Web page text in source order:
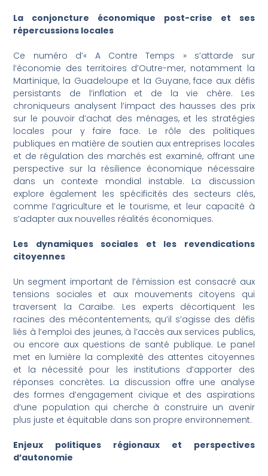
La conjoncture économique post-crise et ses
répercussions locales
Ce numéro d’« A Contre Temps » s’attarde sur
l’économie des territoires d’Outre-mer, notamment la
Martinique, la Guadeloupe et la Guyane, face aux défis
persistants de l’inflation et de la vie chère. Les
chroniqueurs analysent l’impact des hausses des prix
sur le pouvoir d’achat des ménages, et les stratégies
locales pour y faire face. Le rôle des politiques
publiques en matière de soutien aux entreprises locales
et de régulation des marchés est examiné, offrant une
perspective sur la résilience économique nécessaire
dans un contexte mondial instable. La discussion
explore également les spécificités des secteurs clés,
comme l’agriculture et le tourisme, et leur capacité à
s’adapter aux nouvelles réalités économiques.
Les dynamiques sociales et les revendications
citoyennes
Un segment important de l’émission est consacré aux
tensions sociales et aux mouvements citoyens qui
traversent la Caraïbe. Les experts décortiquent les
racines des mécontentements, qu’il s’agisse des défis
liés à l’emploi des jeunes, à l’accès aux services publics,
ou encore aux questions de santé publique. Le panel
met en lumière la complexité des attentes citoyennes
et la nécessité pour les institutions d’apporter des
réponses concrètes. La discussion offre une analyse
des formes d’engagement civique et des aspirations
d’une population qui cherche à construire un avenir
plus juste et équitable dans son propre environnement.
Enjeux politiques régionaux et perspectives
d’autonomie